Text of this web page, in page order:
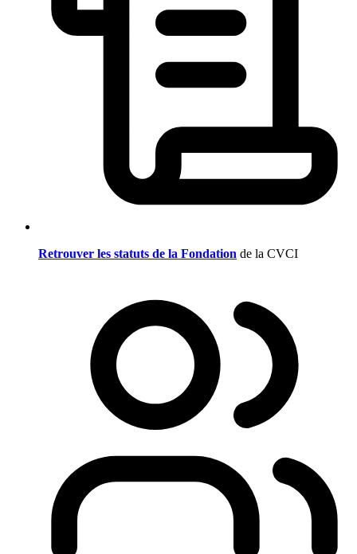
Retrouver les statuts de la Fondation de la CVCI